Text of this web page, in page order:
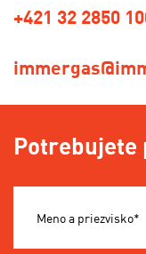
+421 32 2850
Potrebujete
Meno a priezvisko*